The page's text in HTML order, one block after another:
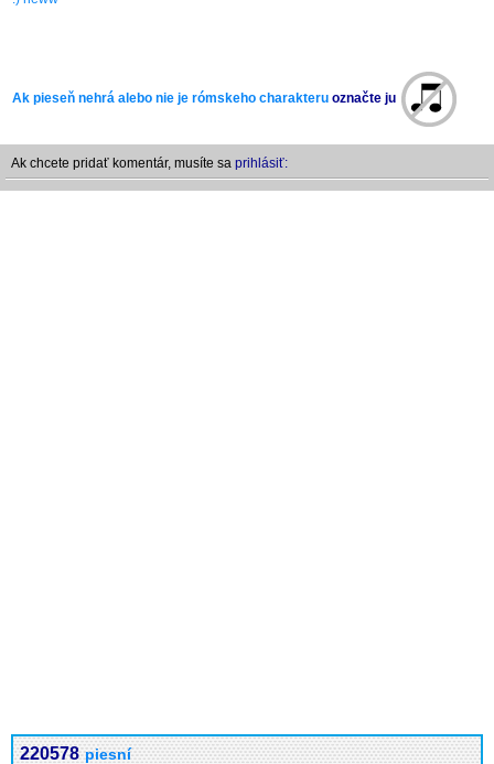
Ak pieseň nehrá alebo nie je rómskeho charakteru označte ju
Ak chcete pridať komentár, musíte sa prihlásiť:
220578 piesní